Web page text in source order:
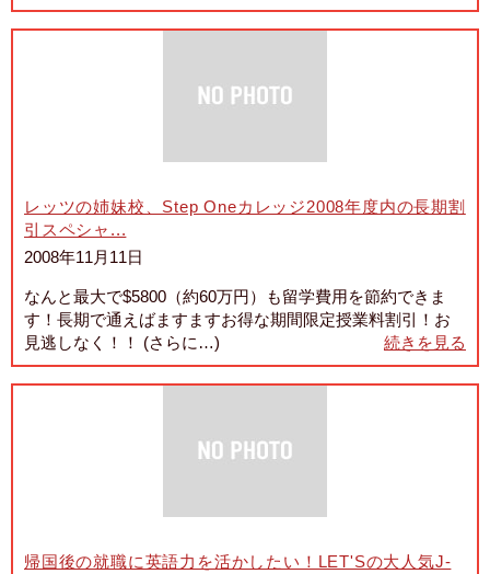
レッツの姉妹校、Step Oneカレッジ2008年度内の長期割
引スペシャ...
2008年11月11日
なんと最大で$5800（約60万円）も留学費用を節約できま
す！長期で通えばますますお得な期間限定授業料割引！お
見逃しなく！！ (さらに…)
続きを見る
帰国後の就職に英語力を活かしたい！LET'Sの大人気J-